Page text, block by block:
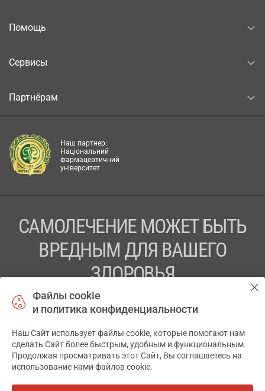
Помощь
Сервисы
Партнёрам
Наш партнер:
Національний
фармацевтичний
університет
САМОЛЕЧЕНИЕ МОЖЕТ БЫТЬ
ВРЕДНЫМ ДЛЯ ВАШЕГО
ЗДОРОВЬЯ
ПЕРЕД ПРИМЕНЕНИЕМ ПРЕПАРАТА
ПРОКОНСУЛЬТИРУЙТЕСЬ С ВРАЧОМ
ТОВ «АПТЕКА 911.ЮА» Код ЄДРПОУ 43631965.
Отказ от ответственности
Файлы cookie
и политика конфиденциальности
Наш Сайт использует файлы cookie, которые помогают нам
сделать Сайт более быстрым, удобным и функциональным.
Продолжая просматривать этот Сайт, Вы соглашаетесь на
использование нами файлов cookie.
✕